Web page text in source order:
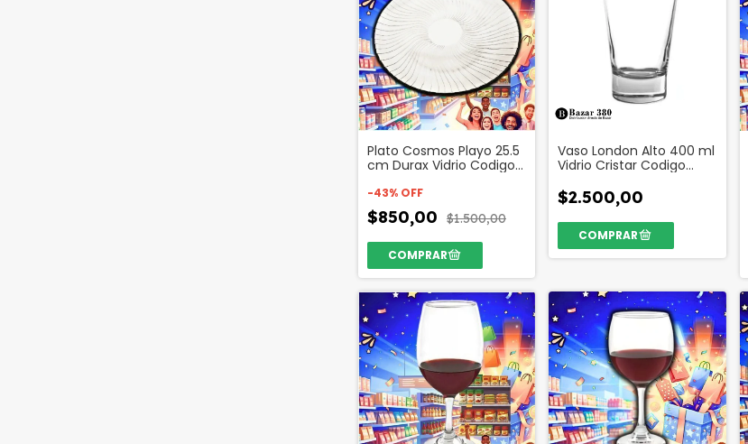
Plato Cosmos Playo 25.5
cm Durax Vidrio Codigo
-43% OFF
$850,00 $1.500,00
Vaso London Alto 400 ml
Vidrio Cristar Codigo
$2.500,00